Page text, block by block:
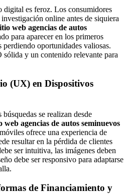
digital es feroz. Los consumidores
online antes de siquiera
web agencias de autos
para aparecer en los primeros
perdiendo oportunidades valiosas.
sólida y un contenido relevante para
(UX) en Dispositivos
se realizan desde
web agencias de autos seminuevos
ofrece una experiencia de
resultar en la pérdida de clientes
ser intuitiva, las imágenes deben
debe ser responsivo para adaptarse
de Financiamiento y